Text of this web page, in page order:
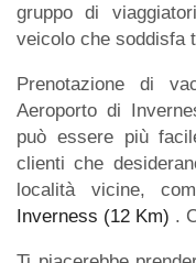
gruppo di
veicolo che soddisfa
Prenotazione di
Aeroporto di
può essere più
clienti che
località vicine,
Inverness (12 Km) .